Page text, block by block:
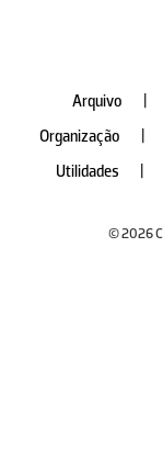
Arquivo
Organização
Utilidades
© 2026